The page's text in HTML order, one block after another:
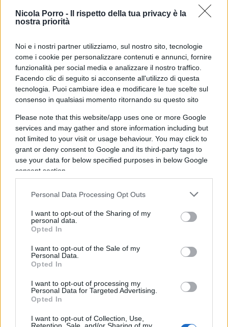
Nicola Porro -
Il rispetto della tua privacy è la
nostra priorità
Noi e i nostri partner utilizziamo, sul nostro sito, tecnologie
come i cookie per personalizzare contenuti e annunci, fornire
funzionalità per social media e analizzare il nostro traffico.
Facendo clic di seguito si acconsente all'utilizzo di questa
tecnologia. Puoi cambiare idea e modificare le tue scelte sul
consenso in qualsiasi momento ritornando su questo sito
Please note that this website/app uses one or more Google
services and may gather and store information including but
not limited to your visit or usage behaviour. You may click to
grant or deny consent to Google and its third-party tags to
use your data for below specified purposes in below Google
consent section.
Personal Data Processing Opt Outs
I want to opt-out of the Sharing of my
personal data.
Opted In
I want to opt-out of the Sale of my
Personal Data.
Opted In
I want to opt-out of processing my
Personal Data for Targeted Advertising.
Opted In
I want to opt-out of Collection, Use,
numerosi articoli, si deve sempre avere un
possiamo osservare, può trasformare quella che
ad una prima analisi era un catastrofe, in un
successo.
Ma perché gli investitori hanno questa visione
distorta degli investimenti ?
La maggior parte degli investitori compra azioni
nella speranza che salgano il giorno dopo oppure
la settimana dopo.
sentono male quando scendono, in quanto, in
generale non sanno assolutamente quello che
stanno facendo.
orientamento?
Bene, il giusto orientamento è quello di comprare